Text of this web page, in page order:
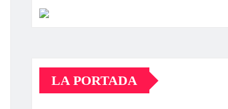
LA PORTADA